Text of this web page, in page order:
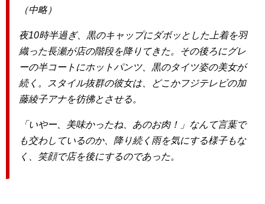
（中略）
夜10時半過ぎ、黒のキャップにダボッとした上着を羽
織った長瀬が店の階段を降りてきた。その後ろにグレ
ーの半コートにホットパンツ、黒のタイツ姿の美女が
続く。スタイル抜群の彼女は、どこかフジテレビの加
藤綾子アナを彷彿とさせる。
「いやー、美味かったね、あのお肉！」なんて言葉で
も交わしているのか、降り続く雨を気にする様子もな
く、笑顔で店を後にするのであった。